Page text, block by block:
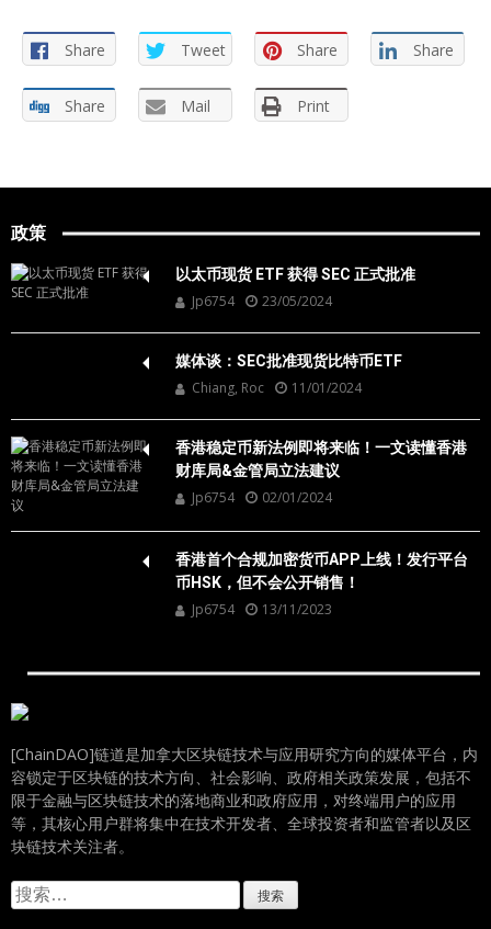
Share Tweet Share Share
Share Mail Print
政策
以太币现货 ETF 获得 SEC 正式批准
Jp6754 23/05/2024
媒体谈：SEC批准现货比特币ETF
Chiang, Roc 11/01/2024
香港稳定币新法例即将来临！一文读懂香港
财库局&金管局立法建议
Jp6754 02/01/2024
香港首个合规加密货币APP上线！发行平台
币HSK，但不会公开销售！
Jp6754 13/11/2023
[ChainDAO]链道是加拿大区块链技术与应用研究方向的媒体平台，内
容锁定于区块链的技术方向、社会影响、政府相关政策发展，包括不
限于金融与区块链技术的落地商业和政府应用，对终端用户的应用
等，其核心用户群将集中在技术开发者、全球投资者和监管者以及区
块链技术关注者。
搜
索：